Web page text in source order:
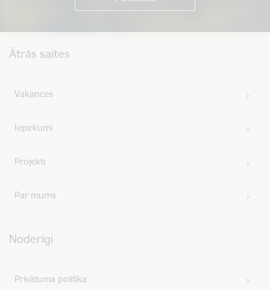
Ātrās saites
Vakances
Iepirkumi
Projekti
Par mums
Noderīgi
Privātuma politika